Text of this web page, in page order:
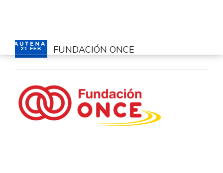
INICIO
GAUTENA
AUTISMO
COMUNICACIÓN
21 FEB FUNDACIÓN ONCE